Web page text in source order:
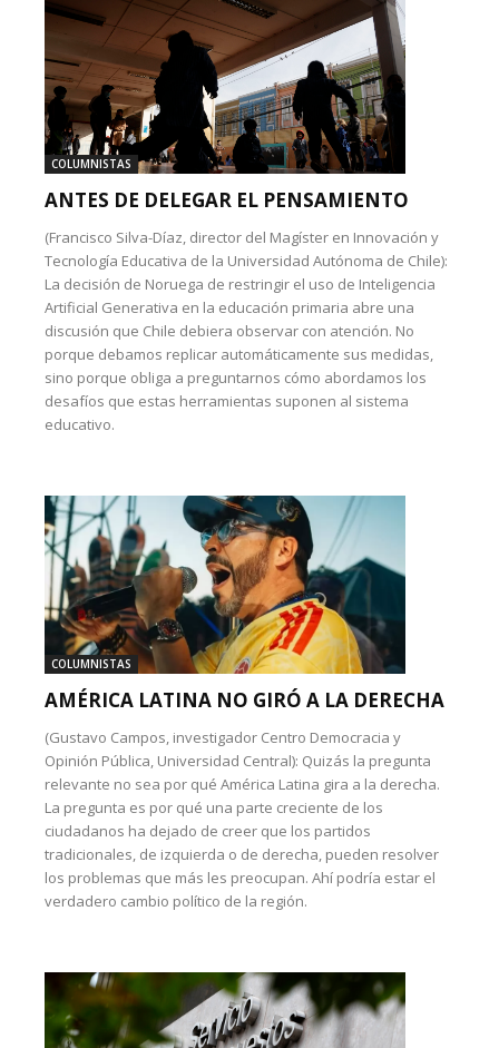
COLUMNISTAS
ANTES DE DELEGAR EL PENSAMIENTO
(Francisco Silva-Díaz, director del Magíster en Innovación y
Tecnología Educativa de la Universidad Autónoma de Chile):
La decisión de Noruega de restringir el uso de Inteligencia
Artificial Generativa en la educación primaria abre una
discusión que Chile debiera observar con atención. No
porque debamos replicar automáticamente sus medidas,
sino porque obliga a preguntarnos cómo abordamos los
desafíos que estas herramientas suponen al sistema
educativo.
COLUMNISTAS
AMÉRICA LATINA NO GIRÓ A LA DERECHA
(Gustavo Campos, investigador Centro Democracia y
Opinión Pública, Universidad Central): Quizás la pregunta
relevante no sea por qué América Latina gira a la derecha.
La pregunta es por qué una parte creciente de los
ciudadanos ha dejado de creer que los partidos
tradicionales, de izquierda o de derecha, pueden resolver
los problemas que más les preocupan. Ahí podría estar el
verdadero cambio político de la región.